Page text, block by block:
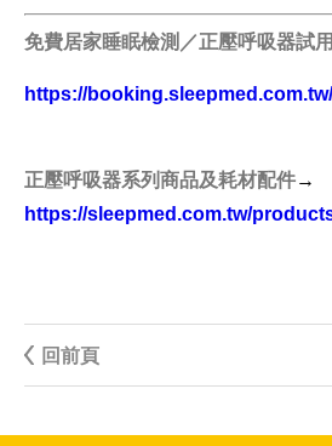
免費居家睡眠檢測／正壓呼吸器試
https://booking.sleepmed.com.tw/
正壓呼吸器系列商品及耗材配件→
https://sleepmed.com.tw/
回前頁